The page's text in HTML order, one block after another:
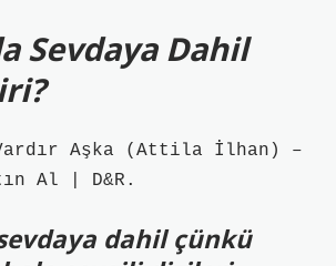
Sevdaya Dahil
Aşka (Attila İlhan) –
Al | D&R.
sevdaya dahil çünkü